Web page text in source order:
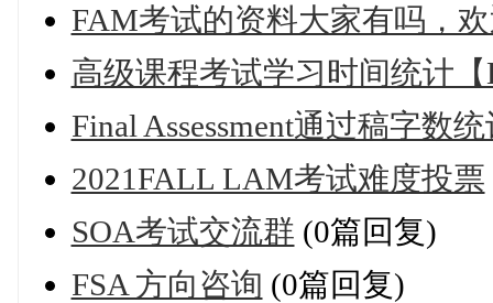
FAM考试的资料大家有吗，
高级课程考试学习时间统计
Final Assessment通过稿字数
2021FALL LAM考试难度投票
SOA考试交流群 (0篇回复)
FSA 方向咨询 (0篇回复)